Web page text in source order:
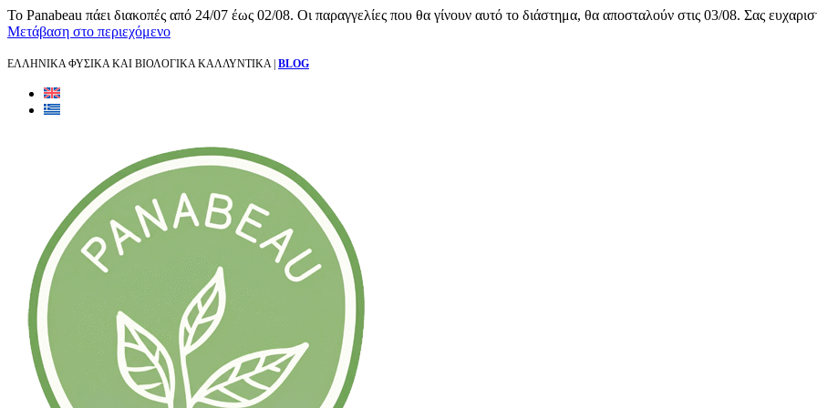
Το Panabeau πάει διακοπές από 24/07 έως 02/08. Οι παραγγελίες που θα γίνουν αυτό το διάστημα, θα αποσταλούν στις 03/08. Σας
Μετάβαση στο περιεχόμενο
ΕΛΛΗΝΙΚΑ ΦΥΣΙΚΑ ΚΑΙ ΒΙΟΛΟΓΙΚΑ ΚΑΛΛΥΝΤΙΚΑ | BLOG